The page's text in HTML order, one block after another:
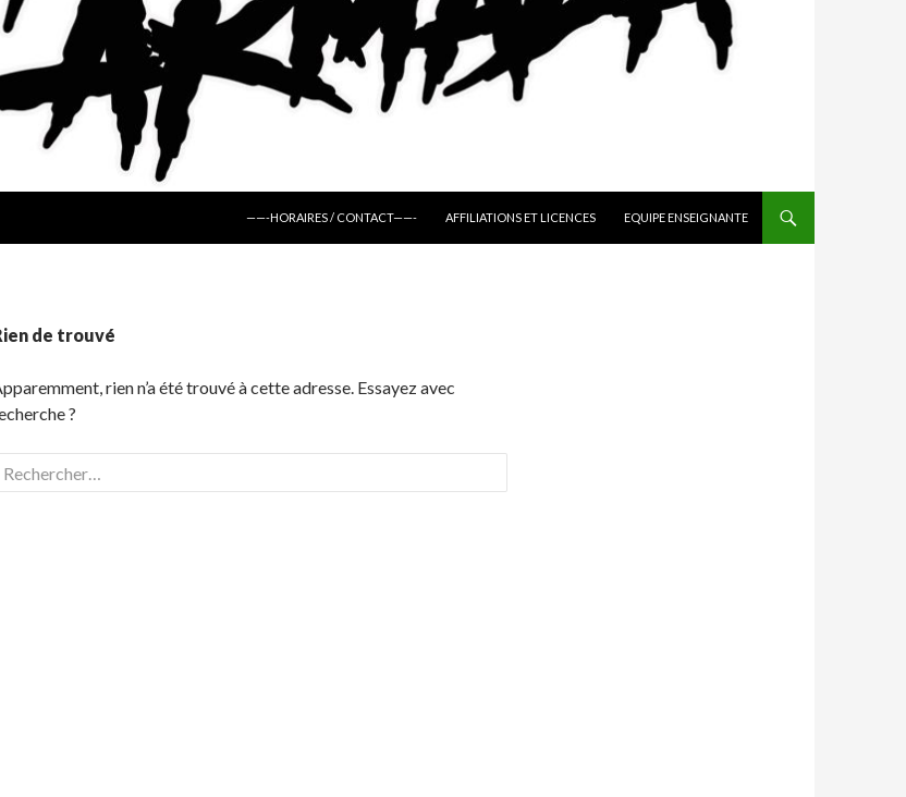
——-HORAIRES / CONTACT——-
AFFILIATIONS ET LICENCES EQUIPE ENSEIGNANTE
de trouvé
rien n’a été trouvé à cette adresse. Essayez avec
?
Rechercher :